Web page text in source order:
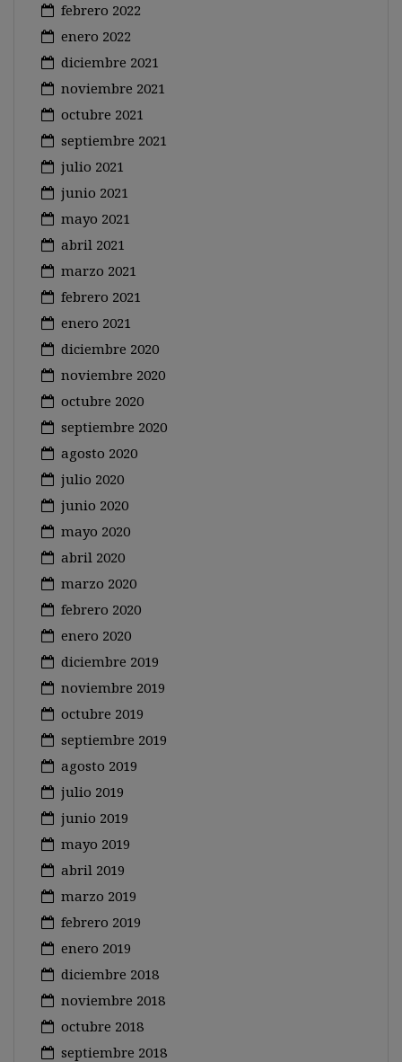
febrero 2022
enero 2022
diciembre 2021
noviembre 2021
octubre 2021
septiembre 2021
julio 2021
junio 2021
mayo 2021
abril 2021
marzo 2021
febrero 2021
enero 2021
diciembre 2020
noviembre 2020
octubre 2020
septiembre 2020
agosto 2020
julio 2020
junio 2020
mayo 2020
abril 2020
marzo 2020
febrero 2020
enero 2020
diciembre 2019
noviembre 2019
octubre 2019
septiembre 2019
agosto 2019
julio 2019
junio 2019
mayo 2019
abril 2019
marzo 2019
febrero 2019
enero 2019
diciembre 2018
noviembre 2018
octubre 2018
septiembre 2018